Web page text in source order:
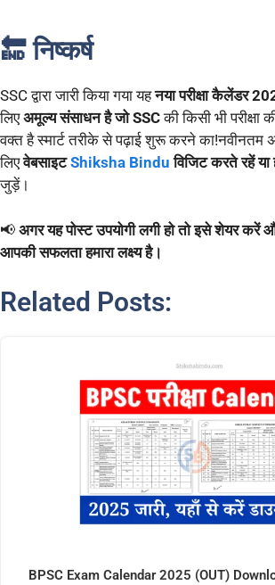
🔚 निष्कर्ष
SSC द्वारा जारी किया गया यहनया परीक्षा कैलेंडर
लिएअमूल्य संसाधन है जो SSCकी किसी भी परीक्षा
वक्त है स्मार्ट तरीके से पढ़ाई शुरू करने
लिएवेबसाइटShiksha Bindu विजिट करते रहें या
जुड़ें।
📢 अगर यह पोस्ट उपयोगी लगी हो तो इसे शेयर करें
आपकी सफलता हमारा लक्ष्य है।
Related Posts:
BPSC Exam Calendar 2025 (OUT)